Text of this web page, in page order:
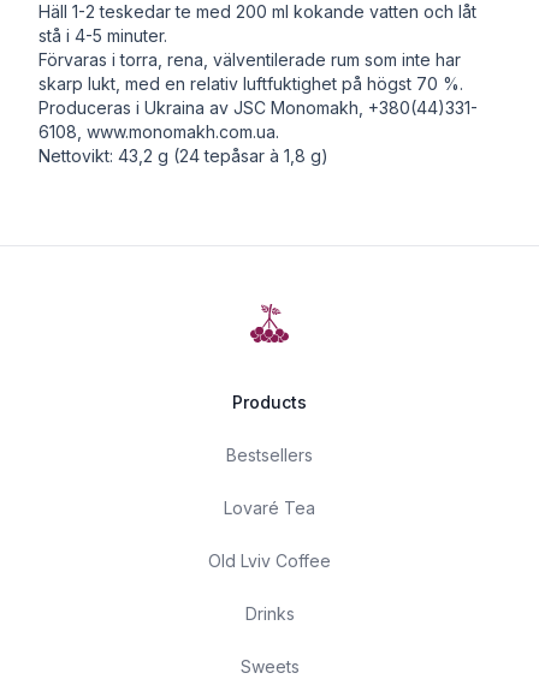
Häll 1-2 teskedar te med 200 ml kokande vatten och låt
stå i 4-5 minuter.
Förvaras i torra, rena, välventilerade rum som inte har
skarp lukt, med en relativ luftfuktighet på högst 70 %.
Produceras i Ukraina av JSC Monomakh, +380(44)331-
6108, www.monomakh.com.ua.
Nettovikt: 43,2 g (24 tepåsar à 1,8 g)
Products
Bestsellers
Lovaré Tea
Old Lviv Coffee
Drinks
Sweets